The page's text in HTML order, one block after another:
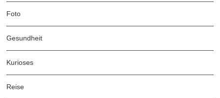
Foto
Gesundheit
Kurioses
Reise